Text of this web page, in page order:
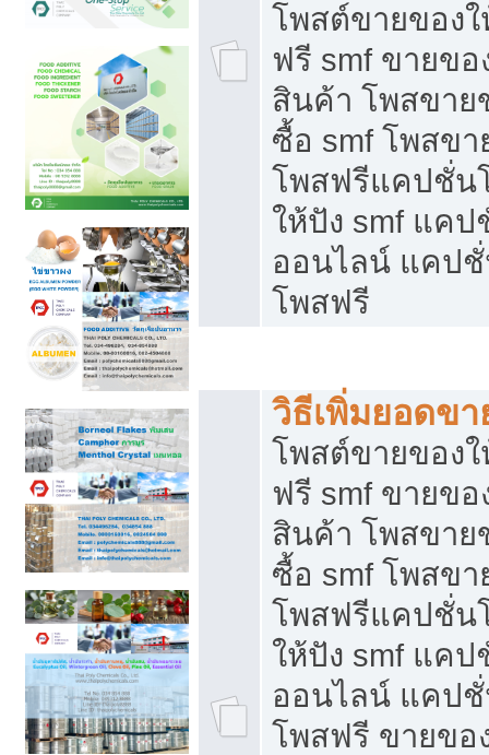
โพสต์ขายของ
ฟรี smf ขายข
สินค้า โพสขาย
ซื้อ smf โพสข
โพสฟรีแคปชั่น
ให้ปัง smf แค
ออนไลน์ แคป
โพสฟรี
วิธีเพิ่มยอดข
โพสต์ขายของ
ฟรี smf ขายข
สินค้า โพสขาย
ซื้อ smf โพสข
โพสฟรีแคปชั่น
ให้ปัง smf แค
ออนไลน์ แคป
โพสฟรี ขายขอ